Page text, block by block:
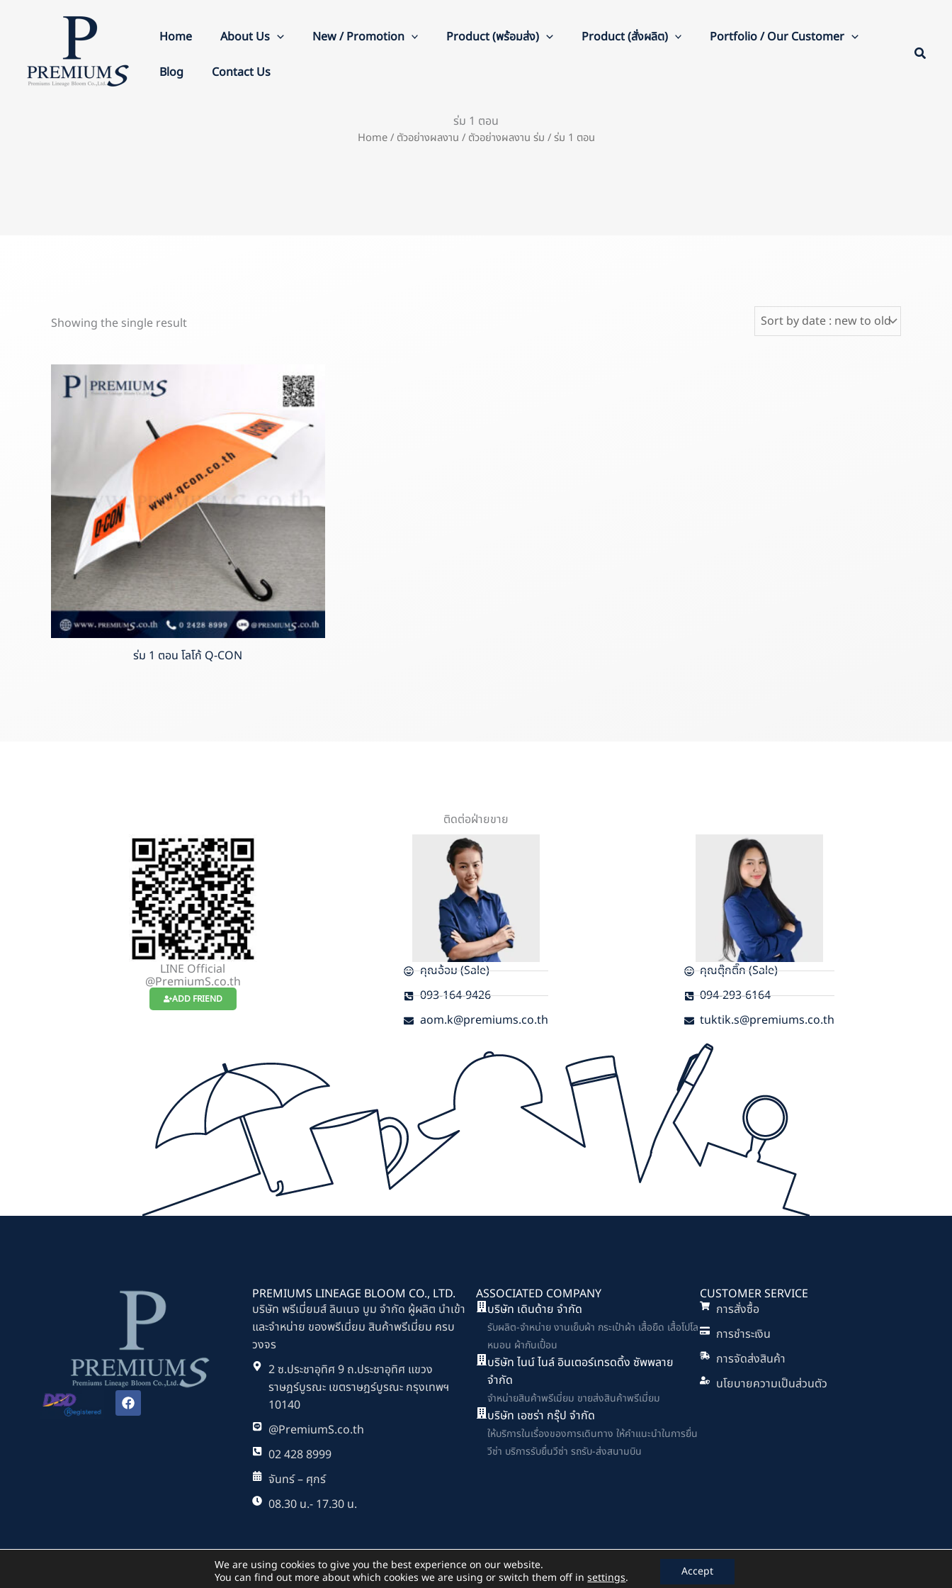
Home About Us New / Promotion Product (พร้อมส่ง) Product (สั่งผลิต) Portfolio / Our Customer
Blog Contact Us
ร่ม 1 ตอน
Home/ ตัวอย่างผลงาน / ตัวอย่างผลงาน ร่ม / ร่ม 1 ตอน
Showing the single result
ร่ม 1 ตอน โลโก้ Q-CON
ติดต่อฝ่ายขาย
LINE Official
@PremiumS.co.th
ADD FRIEND
คุณอ้อม (Sale)
093-164-9426
aom.k@premiums.co.th
คุณตุ๊กติ๊ก (Sale)
094-293-6164
tuktik.s@premiums.co.th
F
a
c
PREMIUMS LINEAGE BLOOM CO., LTD.
บริษัท พรีเมี่ยมส์ ลินเนจ บูม จำกัด ผู้ผลิต นำเข้า
และจำหน่าย ของพรีเมี่ยม สินค้าพรีเมี่ยม ครบ
วงจร
2 ซ.ประชาอุทิศ 9 ถ.ประชาอุทิศ แขวง
ราษฎร์บูรณะ เขตราษฎร์บูรณะ กรุงเทพฯ
10140
@PremiumS.co.th
02 428 8999
จันทร์ – ศุกร์
08.30 น.- 17.30 น.
ASSOCIATED COMPANY
บริษัท เดินด้าย จำกัด
รับผลิต-จำหน่าย งานเย็บผ้า กระเป๋าผ้า เสื้อยืด เสื้อโปโล
หมอน ผ้ากันเปื้อน
บริษัท ไนน์ ไนล์ อินเตอร์เทรดดิ้ง ซัพพลาย
จำกัด
จำหน่ายสินค้าพรีเมี่ยม ขายส่งสินค้าพรีเมี่ยม
บริษัท เอซร่า กรุ๊ป จำกัด
ให้บริการในเรื่องของการเดินทาง ให้คำแนะนำในการยื่น
วีซ่า บริการรับยื่นวีซ่า รถรับ-ส่งสนามบิน
CUSTOMER SERVICE
การสั่งซื้อ
การชำระเงิน
การจัดส่งสินค้า
นโยบายความเป็นส่วนตัว
We are using cookies to give you the best experience on our website.
You can find out more about which cookies we are using or switch them off insettings. Accept